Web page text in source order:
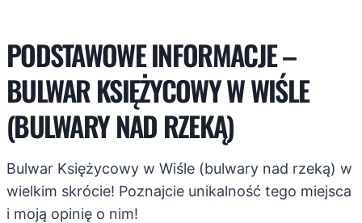
PODSTAWOWE INFORMACJE –
BULWAR KSIĘŻYCOWY W WIŚLE
(BULWARY NAD RZEKĄ)
Bulwar Księżycowy w Wiśle (bulwary nad rzeką) w
wielkim skrócie! Poznajcie unikalność tego miejsca
i moją opinię o nim!